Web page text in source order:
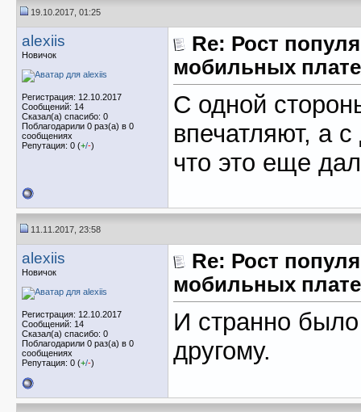
19.10.2017, 01:25
alexiis
Новичок
Регистрация: 12.10.2017
Сообщений: 14
Сказал(а) спасибо: 0
Поблагодарили 0 раз(а) в 0
сообщениях
Репутация: 0 (+/-)
Re: Рост
мобильных
С одной
впечатляют, а
что это еще
11.11.2017, 23:58
alexiis
Новичок
Регистрация: 12.10.2017
Сообщений: 14
Сказал(а) спасибо: 0
Поблагодарили 0 раз(а) в 0
сообщениях
Репутация: 0 (+/-)
Re: Рост
мобильных
И странно
другому.